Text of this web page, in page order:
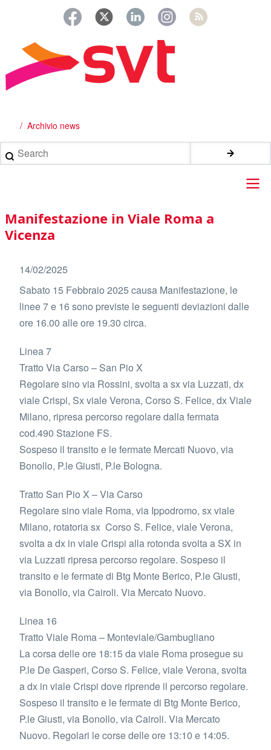
principale
Briciole
di
pane
Archivio news
Search
Main
navigation
Manifestazione in Viale Roma a
Vicenza
14/02/2025
Sabato 15 Febbraio 2025 causa Manifestazione, le
linee 7 e 16 sono previste le seguenti deviazioni dalle
ore 16.00 alle ore 19.30 circa.
Linea 7
Tratto Via Carso – San Pio X
Regolare sino via Rossini, svolta a sx via Luzzati, dx
viale Crispi, Sx viale Verona, Corso S. Felice, dx Viale
Milano, ripresa percorso regolare dalla fermata
cod.490 Stazione FS.
Sospeso il transito e le fermate Mercati Nuovo, via
Bonollo, P.le Giusti, P.le Bologna.
Tratto San Pio X – Via Carso
Regolare sino viale Roma, via Ippodromo, sx viale
Milano, rotatoria sx Corso S. Felice, viale Verona,
svolta a dx in viale Crispi alla rotonda svolta a SX in
via Luzzati ripresa percorso regolare. Sospeso il
transito e le fermate di Btg Monte Berico, P.le Giusti,
via Bonollo, via Cairoli. Via Mercato Nuovo.
Linea 16
Tratto Viale Roma – Monteviale/Gambugliano
La corsa delle ore 18:15 da viale Roma prosegue su
P.le De Gasperi, Corso S. Felice, viale Verona, svolta
a dx in viale Crispi dove riprende il percorso regolare.
Sospeso il transito e le fermate di Btg Monte Berico,
P.le Giusti, via Bonollo, via Cairoli. Via Mercato
Nuovo. Regolari le corse delle ore 13:10 e 14:05.